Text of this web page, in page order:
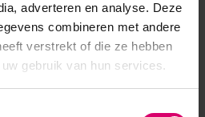
adverteren en analyse. Deze
combineren met andere
verstrekt of die ze hebben
gebruik van hun services.